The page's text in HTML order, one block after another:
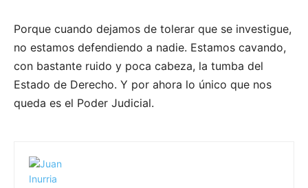
Porque cuando dejamos de tolerar que se investigue,
no estamos defendiendo a nadie. Estamos cavando,
con bastante ruido y poca cabeza, la tumba del
Estado de Derecho. Y por ahora lo único que nos
queda es el Poder Judicial.